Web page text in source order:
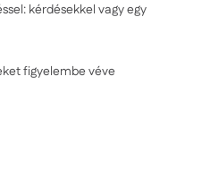
kérdésekkel vagy egy
figyelembe véve